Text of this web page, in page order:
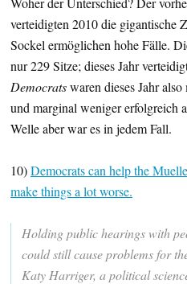
verteidigten 2010 die gigantische
Sockel ermöglichen hohe Fälle.
nur 229 Sitze; dieses Jahr
Democratswaren dieses Jahr
und marginal weniger erfolgreich
Welle aber war es in jedem Fall.
10)Democrats can help the
make things a lot worse.
Holding public hearings with
could still cause problems for
Katy Harriger, a political